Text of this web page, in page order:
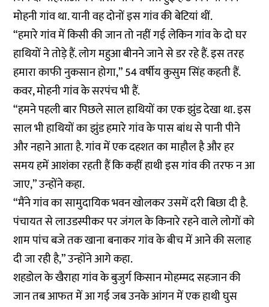
मोहनी गांव था. यानी वह दोनों इस गांव की बेटियां थीं.
“हमारे गांव में किसी की जान तो नहीं गई लेकिन गांव के दो घर
हाथियों ने तोड़े हैं. लोग महुआ बीनने जाने से डर रहे हैं. इस तरह
हमारा काफी नुकसान होगा,” 54 वर्षीय कुसुम सिंह कहती हैं.
कवर, मोहनी गांव के सरपंच भी हैं.
“हमने पहली बार पिछले साल हाथियों का एक झुंड देखा था. इस
साल भी हाथियों का झुंड हमारे गांव के पास बांध से पानी पीने
और नहाने आता है. गांव में एक दहशत का माहौल है और हर
समय हमें आशंका रहती हैं कि कहीं हाथी इस गांव की तरफ न आ
जाए,” उन्होंने कहा.
“मैंने गांव का सामुदायिक भवन खोलकर उसमें दरी बिछा दी है.
पंचायत से लाउडस्पीकर पर जंगल के किनारे रहने वाले लोगों को
शाम पांच बजे तक खाना बनाकर गांव के बीच में आने की सलाह
दी जा रही है,” उन्होंने आगे कहा.
शहडोल के खैराहा गांव के बुजुर्ग किसान मोहम्मद सहजान की
जान तब आफत में आ गई जब उनके आंगन में एक हाथी घुस